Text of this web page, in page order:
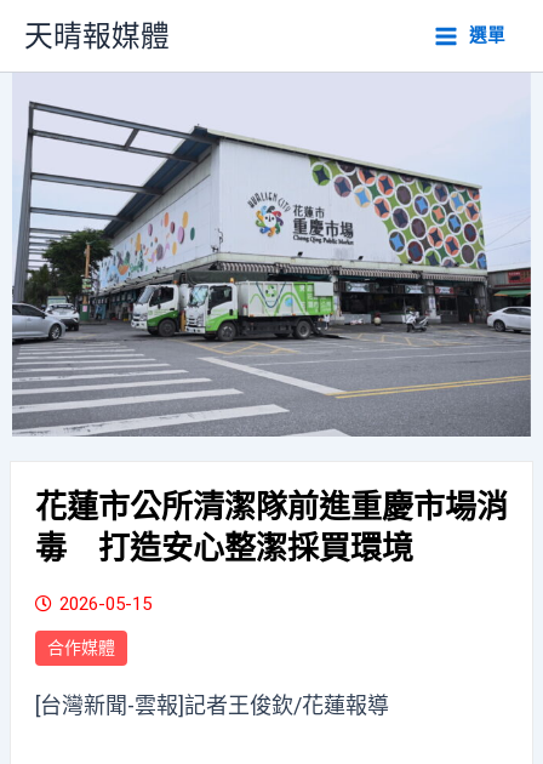
主
天晴報媒體 選單
花蓮市公所清潔隊前進重慶市場消
毒 打造安心整潔採買環境
2026-05-15
合作媒體
[台灣新聞-雲報]記者王俊欽/花蓮報導